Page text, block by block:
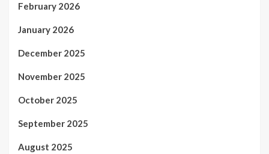
February 2026
January 2026
December 2025
November 2025
October 2025
September 2025
August 2025